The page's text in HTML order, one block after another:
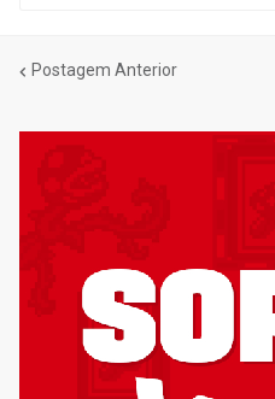
Postagem Anterior